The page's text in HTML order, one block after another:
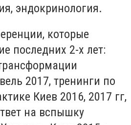
эндокринология.
которые
последних 2-х лет:
2017, тренинги по
Киев 2016, 2017 гг,
на вспышку